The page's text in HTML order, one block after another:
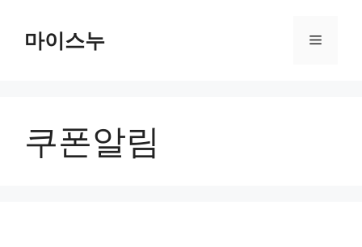
마이스누 메
쿠폰알림